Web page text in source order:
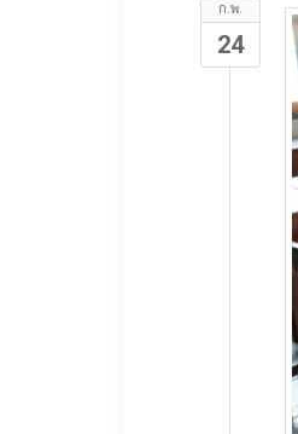
ก.พ.
24